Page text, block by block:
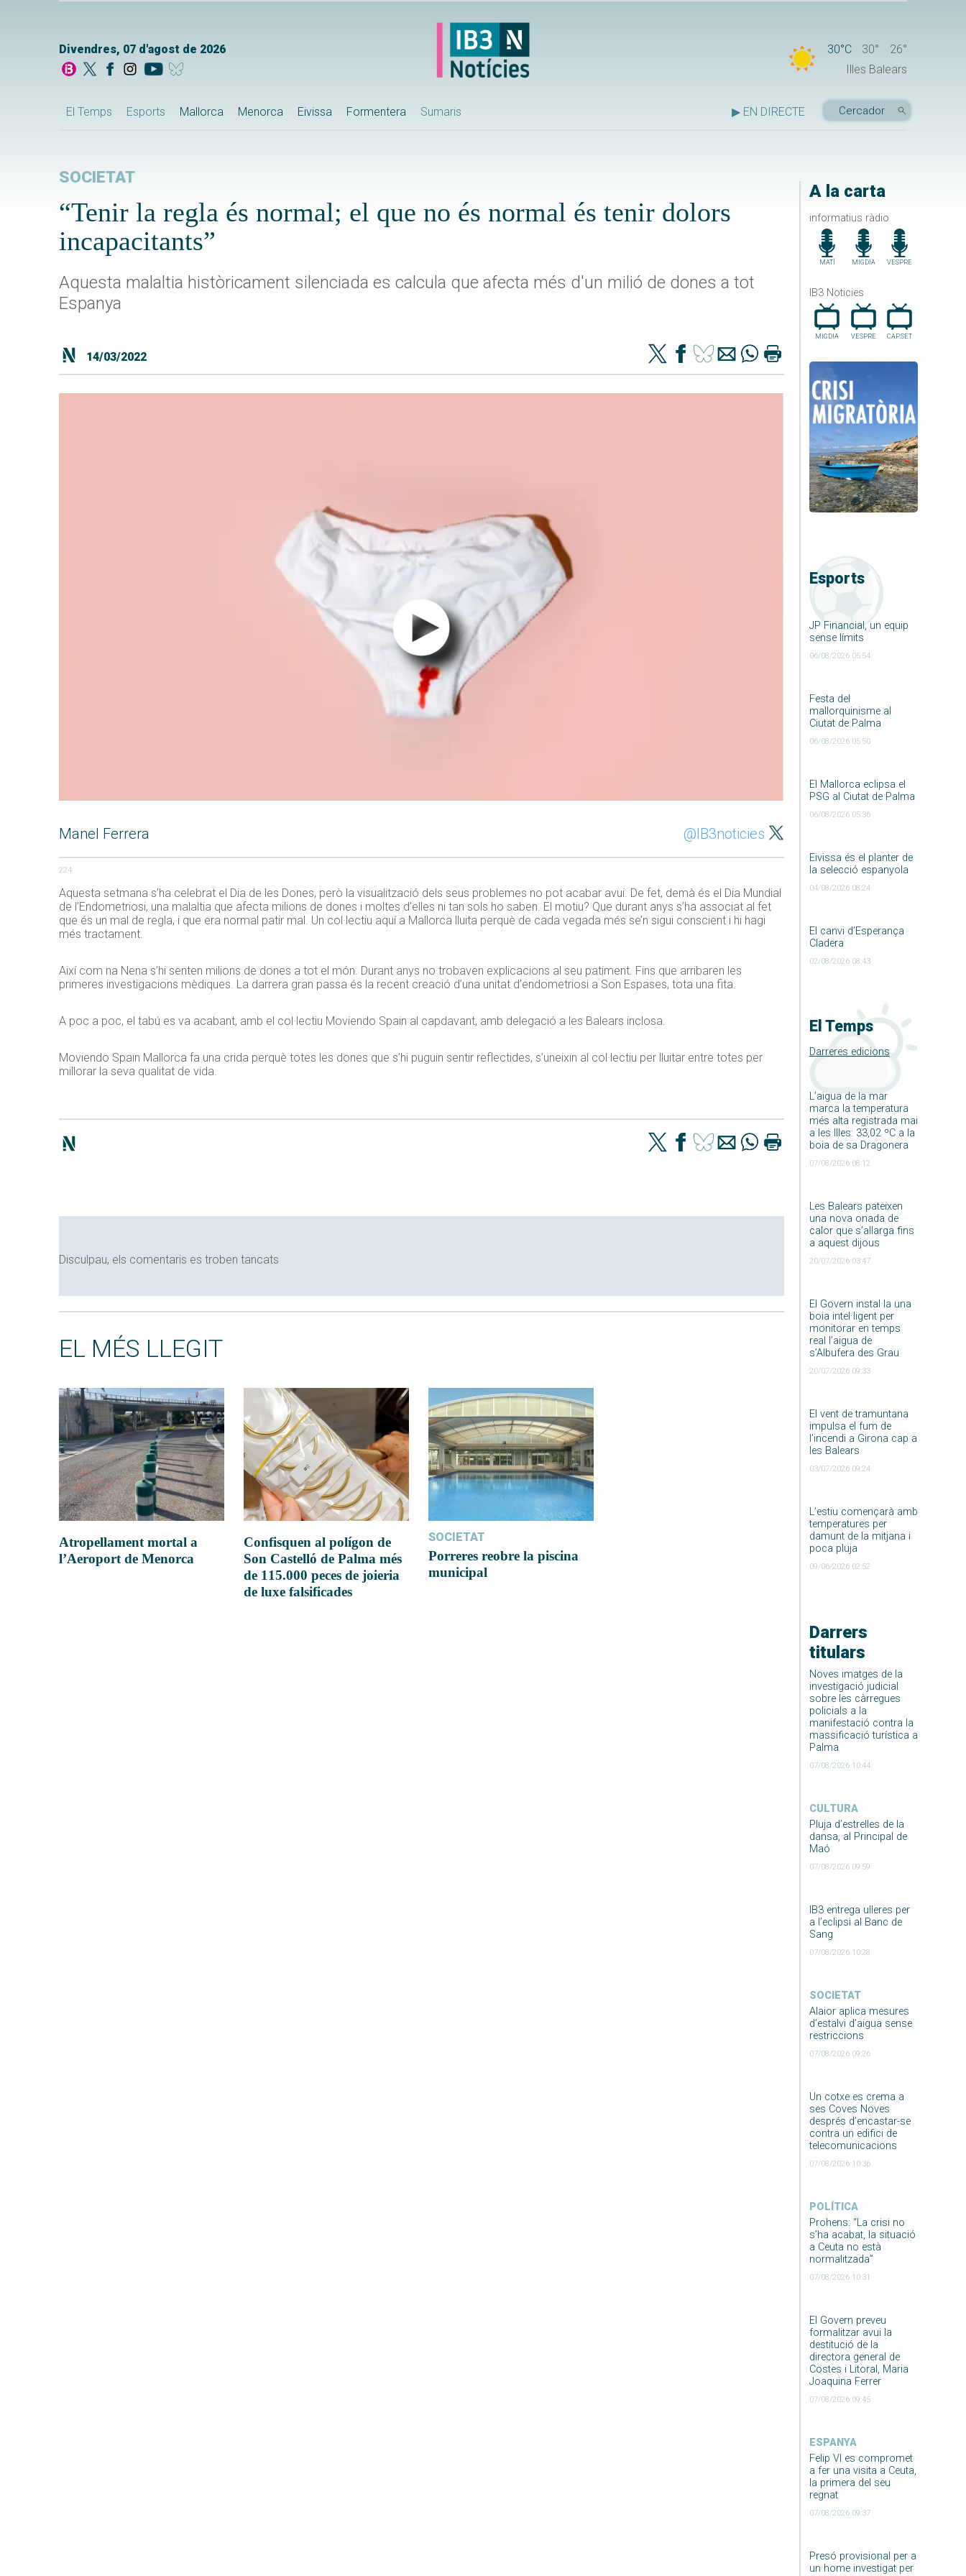
Divendres, 07 d'agost de 2026 30°C 30°
26°
Illes Balears
El Temps Esports Mallorca Menorca Eivissa Formentera Sumaris ▶ EN DIRECTE
A la carta
informatius ràdio
MATÍ MIGDIA VESPRE
IB3 Noticies
MIGDIA VESPRE CAP.SET
Esports
JP Financial, un equip
sense límits
06/08/2026 05:54
Festa del
mallorquinisme al
Ciutat de Palma
06/08/2026 05:50
El Mallorca eclipsa el
PSG al Ciutat de Palma
06/08/2026 05:36
Eivissa és el planter de
la selecció espanyola
04/08/2026 08:24
El canvi d’Esperança
Cladera
02/08/2026 08:43
El Temps
Darreres edicions
L’aigua de la mar
marca la temperatura
més alta registrada mai
a les Illes: 33,02 ºC a la
boia de sa Dragonera
07/08/2026 08:12
Les Balears pateixen
una nova onada de
calor que s’allarga fins
a aquest dijous
20/07/2026 03:47
El Govern instal·la una
boia intel·ligent per
monitorar en temps
real l’aigua de
s’Albufera des Grau
20/07/2026 09:33
El vent de tramuntana
impulsa el fum de
l’incendi a Girona cap a
les Balears
03/07/2026 09:24
L’estiu començarà amb
temperatures per
damunt de la mitjana i
poca pluja
09/06/2026 02:52
Darrers
titulars
Noves imatges de la
investigació judicial
sobre les càrregues
policials a la
manifestació contra la
massificació turística a
Palma
07/08/2026 10:44
CULTURA
Pluja d’estrelles de la
dansa, al Principal de
Maó
07/08/2026 09:59
IB3 entrega ulleres per
a l’eclipsi al Banc de
Sang
07/08/2026 10:28
SOCIETAT
Alaior aplica mesures
d’estalvi d’aigua sense
restriccions
07/08/2026 09:26
Un cotxe es crema a
ses Coves Noves
després d’encastar-se
contra un edifici de
telecomunicacions
07/08/2026 10:36
POLÍTICA
Prohens: “La crisi no
s’ha acabat, la situació
a Ceuta no està
normalitzada”
07/08/2026 10:31
El Govern preveu
formalitzar avui la
destitució de la
directora general de
Costes i Litoral, Maria
Joaquina Ferrer
07/08/2026 09:45
ESPANYA
Felip VI es compromet
a fer una visita a Ceuta,
la primera del seu
regnat
07/08/2026 09:37
Presó provisional per a
un home investigat per
SOCIETAT
“Tenir la regla és normal; el que no és normal és tenir dolors
incapacitants”
Aquesta malaltia històricament silenciada es calcula que afecta més d'un milió de dones a tot
Espanya
14/03/2022
Manel Ferrera @IB3noticies
224
Aquesta setmana s’ha celebrat el Dia de les Dones, però la visualització dels seus problemes no pot acabar avui. De fet, demà és el Dia Mundial
de l’Endometriosi, una malaltia que afecta milions de dones i moltes d’elles ni tan sols ho saben. El motiu? Que durant anys s’ha associat al fet
que és un mal de regla, i que era normal patir mal. Un col·lectiu aquí a Mallorca lluita perquè de cada vegada més se’n sigui conscient i hi hagi
més tractament.
Així com na Nena s’hi senten milions de dones a tot el món. Durant anys no trobaven explicacions al seu patiment. Fins que arribaren les
primeres investigacions mèdiques. La darrera gran passa és la recent creació d’una unitat d’endometriosi a Son Espases, tota una fita.
A poc a poc, el tabú es va acabant, amb el col·lectiu Moviendo Spain al capdavant, amb delegació a les Balears inclosa.
Moviendo Spain Mallorca fa una crida perquè totes les dones que s’hi puguin sentir reflectides, s’uneixin al col·lectiu per lluitar entre totes per
millorar la seva qualitat de vida.
Disculpau, els comentaris es troben tancats
EL MÉS LLEGIT
Atropellament mortal a
l’Aeroport de Menorca
Confisquen al polígon de
Son Castelló de Palma més
de 115.000 peces de joieria
de luxe falsificades
SOCIETAT
Porreres reobre la piscina
municipal